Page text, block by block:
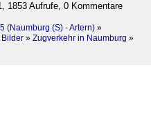
1853 Aufrufe, 0 Kommentare
(Naumburg (S) - Artern) »
Bilder » Zugverkehr in Naumburg »